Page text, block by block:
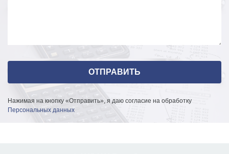
Нажимая на кнопку «Отправить», я даю согласие на обработку
Персональных данных